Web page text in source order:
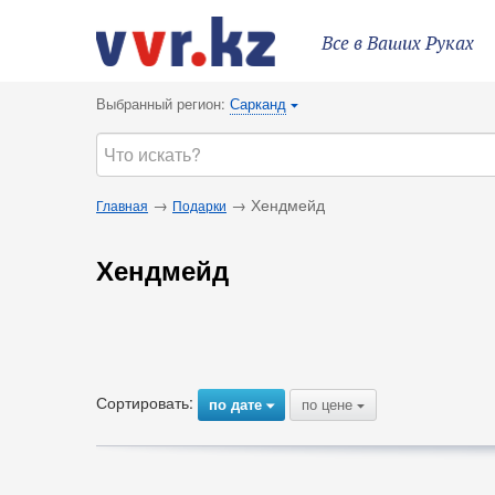
Все в Ваших Руках
Выбранный регион: Сарканд {
Главная → Подарки → Хендмейд
Хендмейд
Сортировать: по дате{ по цене {